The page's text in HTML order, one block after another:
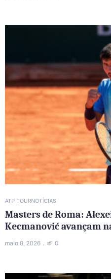
ATP TOURNOTÍCIAS
Masters de Roma:
Kecmanović avançam
maio 8, 2026 0